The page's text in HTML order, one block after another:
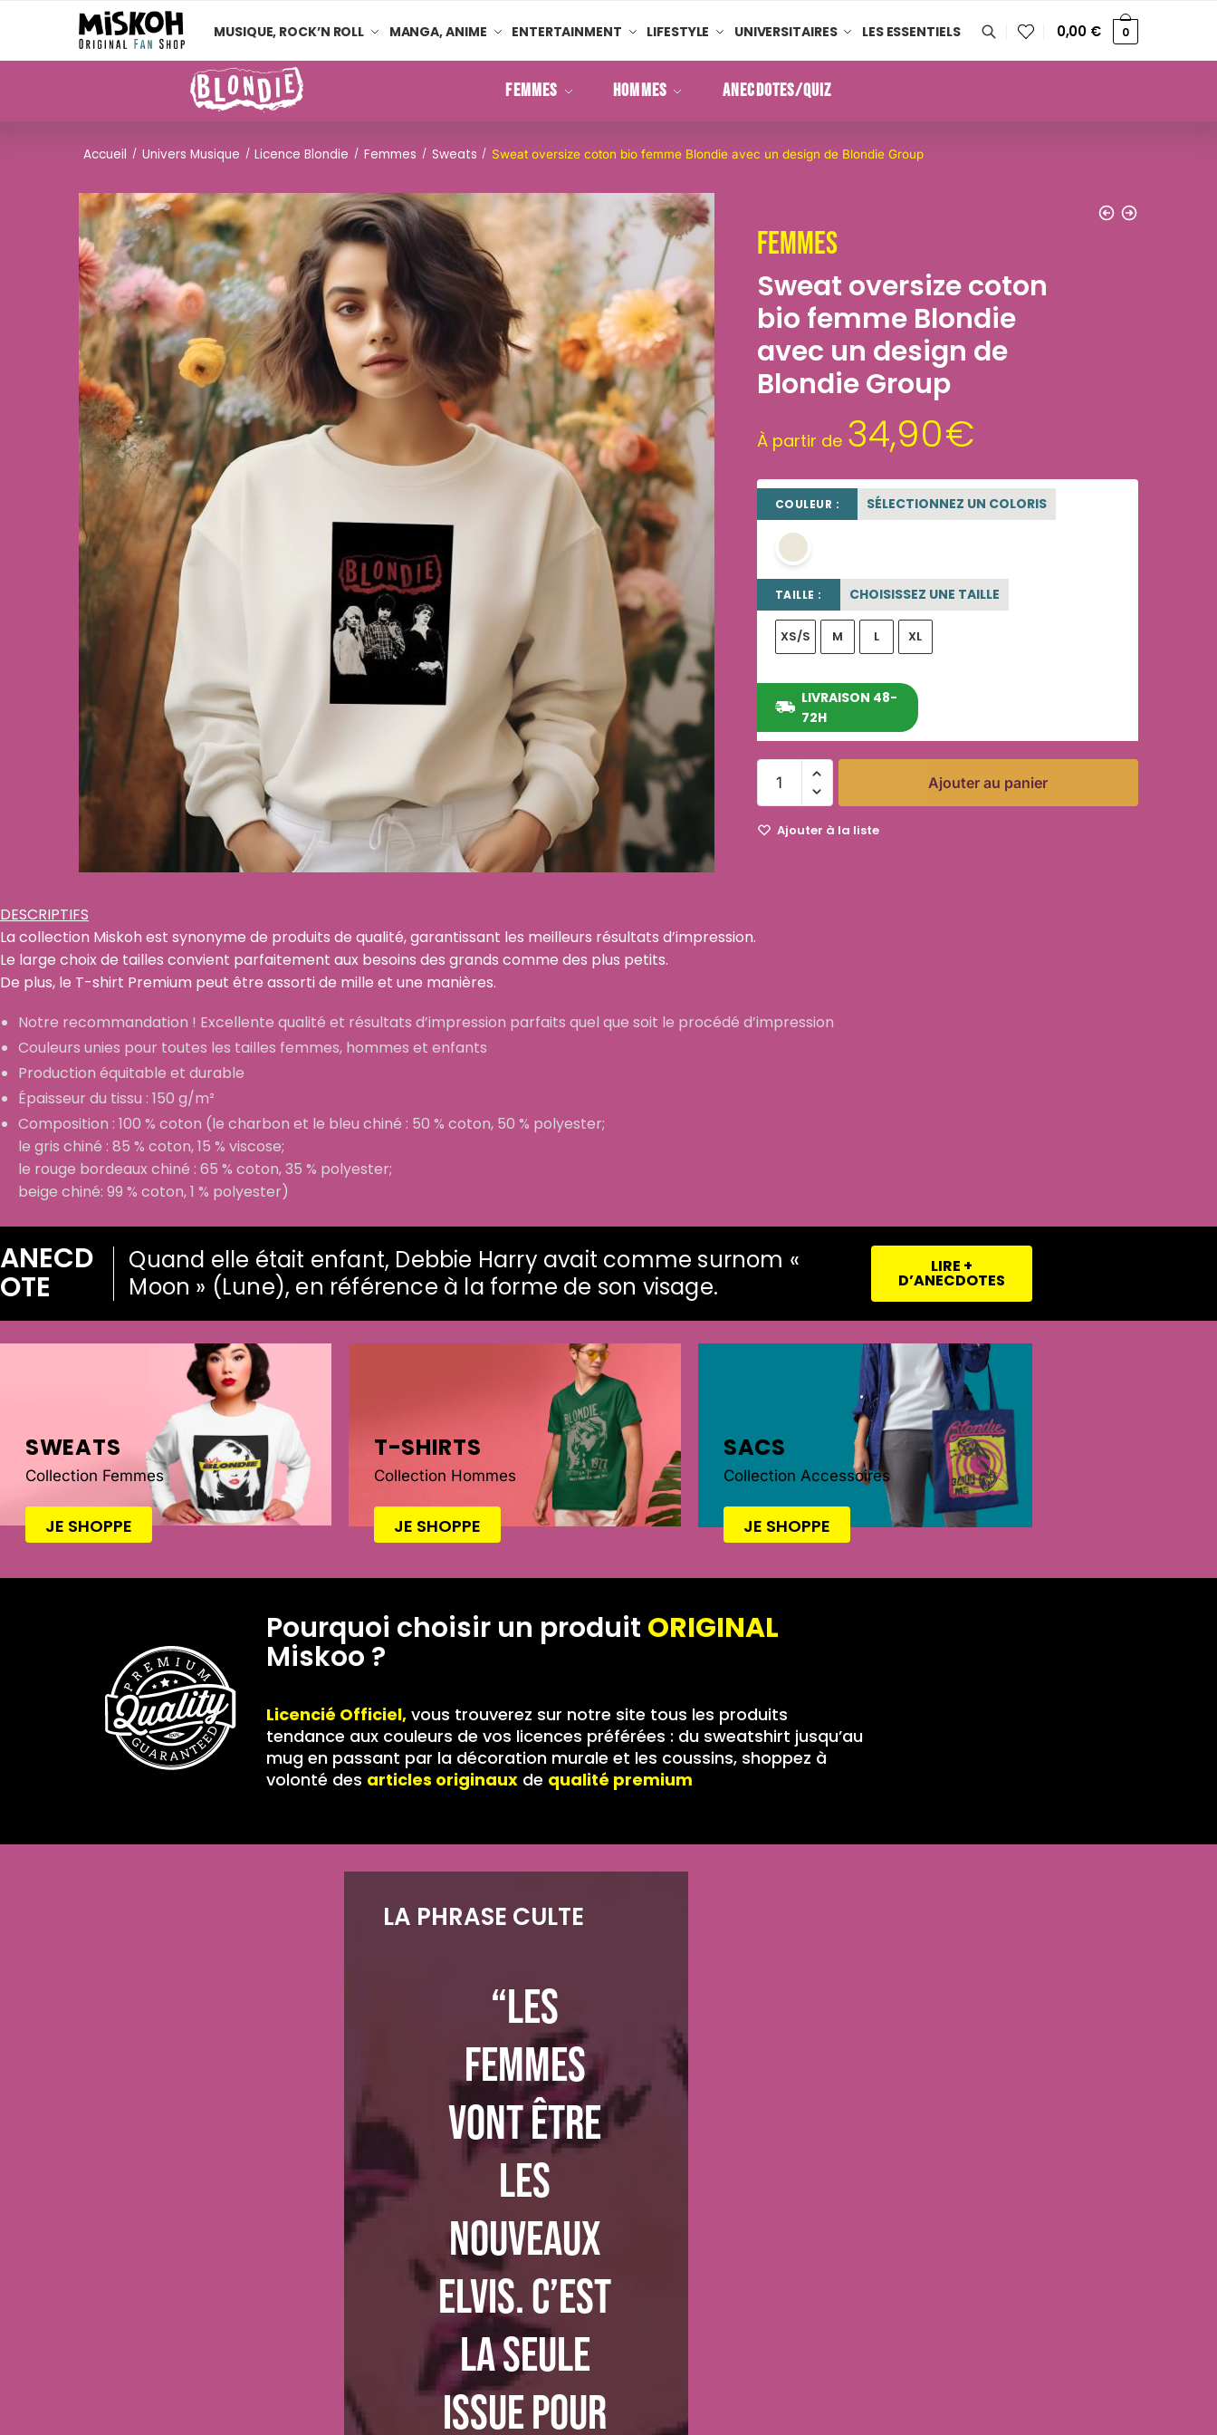
MUSIQUE, ROCK’N ROLL MANGA, ANIME ENTERTAINMENT LIFESTYLE UNIVERSITAIRES LES ESSENTIELS 0,00 € 0
FEMMES HOMMES ANECDOTES/QUIZ
Accueil / Univers Musique / Licence Blondie / Femmes / Sweats / Sweat oversize coton bio femme Blondie avec un design de Blondie Group
Femmes
Sweat oversize coton
bio femme Blondie
avec un design de
Blondie Group
À partir de 34,90€
COULEUR : SÉLECTIONNEZ UN COLORIS
TAILLE : CHOISISSEZ UNE TAILLE
XS/S M L XL
LIVRAISON 48-
72H
Ajouter au panier
Ajouter à la liste
DESCRIPTIFS
La collection Miskoh est synonyme de produits de qualité, garantissant les meilleurs résultats d’impression.
Le large choix de tailles convient parfaitement aux besoins des grands comme des plus petits.
De plus, le T-shirt Premium peut être assorti de mille et une manières.
Notre recommandation ! Excellente qualité et résultats d’impression parfaits quel que soit le procédé d’impression
Couleurs unies pour toutes les tailles femmes, hommes et enfants
Production équitable et durable
Épaisseur du tissu : 150 g/m²
Composition : 100 % coton (le charbon et le bleu chiné : 50 % coton, 50 % polyester;
le gris chiné : 85 % coton, 15 % viscose;
le rouge bordeaux chiné : 65 % coton, 35 % polyester;
beige chiné: 99 % coton, 1 % polyester)
ANECD
OTE
Quand elle était enfant, Debbie Harry avait comme surnom «
Moon » (Lune), en référence à la forme de son visage.
LIRE +
D’ANECDOTES
SWEATS
Collection Femmes
JE SHOPPE
T-SHIRTS
Collection Hommes
JE SHOPPE
SACS
Collection Accessoires
JE SHOPPE
Pourquoi choisir un produit ORIGINAL
Miskoo ?
Licencié Officiel, vous trouverez sur notre site tous les produits
tendance aux couleurs de vos licences préférées : du sweatshirt jusqu’au
mug en passant par la décoration murale et les coussins, shoppez à
volonté des articles originaux de qualité premium
LA PHRASE CULTE
“Les
femmes
vont être
les
nouveaux
Elvis. C’est
la seule
issue pour